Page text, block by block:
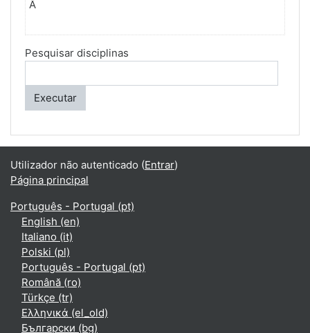
Â
Pesquisar disciplinas
Executar
Utilizador não autenticado (Entrar)
Página principal
Português - Portugal ‎(pt)‎
English ‎(en)‎
Italiano ‎(it)‎
Polski ‎(pl)‎
Português - Portugal ‎(pt)‎
Română ‎(ro)‎
Türkçe ‎(tr)‎
Ελληνικά ‎(el_old)‎
Български ‎(bg)‎